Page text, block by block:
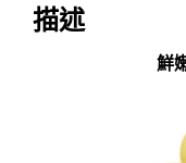
描述
鮮